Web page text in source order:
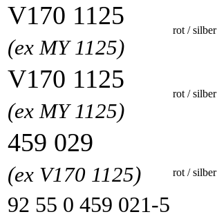
V170 1125
(ex MY 1125)
rot / silber
V170 1125
(ex MY 1125)
rot / silber
459 029
(ex V170 1125)
92 55 0 459 021-5
rot / silber